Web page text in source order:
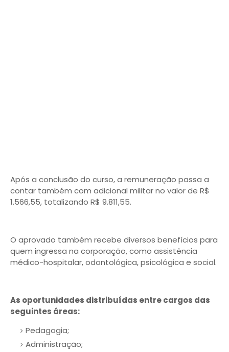
Após a conclusão do curso, a remuneração passa a
contar também com adicional militar no valor de R$
1.566,55, totalizando R$ 9.811,55.
O aprovado também recebe diversos benefícios para
quem ingressa na corporação, como assistência
médico-hospitalar, odontológica, psicológica e social.
As oportunidades distribuídas entre cargos das
seguintes áreas:
Pedagogia;
Administração;